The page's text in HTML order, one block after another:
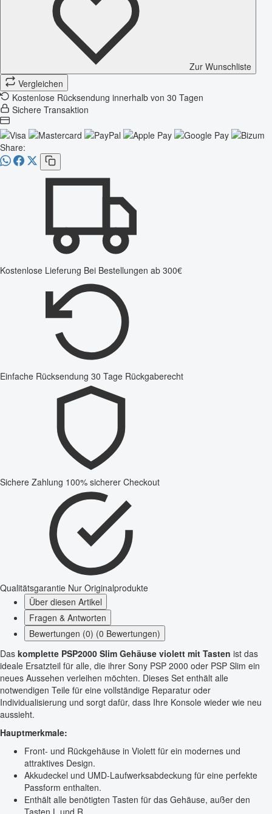
Zur Wunschliste
Vergleichen
Kostenlose Rücksendung innerhalb von 30 Tagen
Sichere Transaktion
Share:
Kostenlose Lieferung Bei Bestellungen ab 300€
Einfache Rücksendung 30 Tage Rückgaberecht
Sichere Zahlung 100% sicherer Checkout
Qualitätsgarantie Nur Originalprodukte
Über diesen Artikel
Fragen & Antworten
Bewertungen (0) (0 Bewertungen)
Das komplette PSP2000 Slim Gehäuse violett mit Tasten ist das
ideale Ersatzteil für alle, die ihrer Sony PSP 2000 oder PSP Slim ein
neues Aussehen verleihen möchten. Dieses Set enthält alle
notwendigen Teile für eine vollständige Reparatur oder
Individualisierung und sorgt dafür, dass Ihre Konsole wieder wie neu
aussieht.
Hauptmerkmale:
Front- und Rückgehäuse in Violett für ein modernes und
attraktives Design.
Akkudeckel und UMD-Laufwerksabdeckung für eine perfekte
Passform enthalten.
Enthält alle benötigten Tasten für das Gehäuse, außer den
Tasten L und R.